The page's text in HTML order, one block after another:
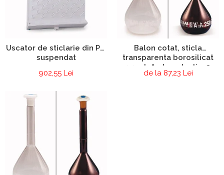
Chiuvete
Mobilier medical
Transport
Uscatoare de sticlarie
Ventilatie / Exhaustare
Dulapuri De Laborator/Corpuri
Dulapuri de reactivi
Dulapuri la sol
Dulapuri under-bench mobile
Mobilier Pentru Autolaborator
Uscator de sticlarie din PP,
suspendat
902,55 Lei
Balon cotat, sticla
transparenta borosilicat
3.3, cl. A, dop plastic, 2
buc/set
de la 87,23 Lei